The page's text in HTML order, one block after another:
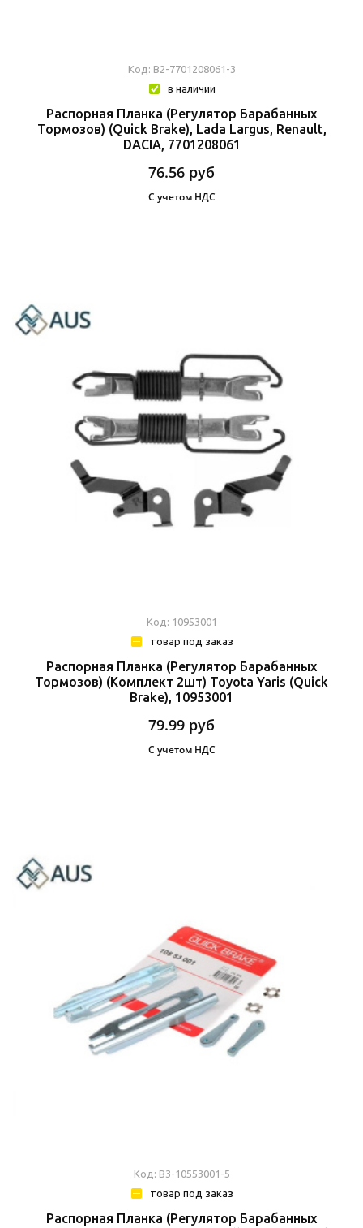
Код: В2-7701208061-3
в наличии
Распорная Планка (Регулятор Барабанных
Тормозов) (Quick Brake), Lada Largus, Renault,
DACIA, 7701208061
76.56 руб
С учетом НДС
Код: 10953001
товар под заказ
Распорная Планка (Регулятор Барабанных
Тормозов) (Комплект 2шт) Toyota Yaris (Quick
Brake), 10953001
79.99 руб
С учетом НДС
Код: В3-10553001-5
товар под заказ
Распорная Планка (Регулятор Барабанных